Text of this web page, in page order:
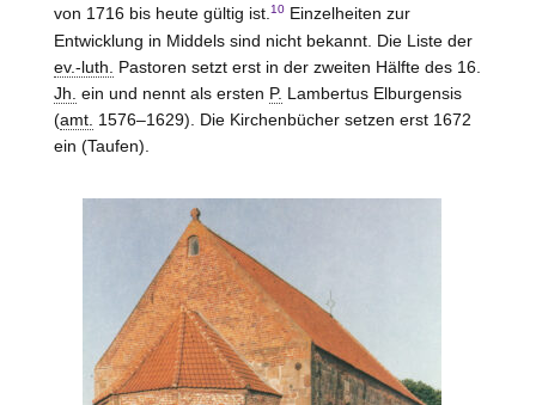
von 1716 bis heute gültig ist.10Einzelheiten zur
Entwicklung in Middels sind nicht bekannt. Die Liste der
ev.-luth. Pastoren setzt erst in der zweiten Hälfte des 16.
Jh. ein und nennt als ersten P. Lambertus Elburgensis
(amt. 1576–1629). Die Kirchenbücher setzen erst 1672
ein (Taufen).